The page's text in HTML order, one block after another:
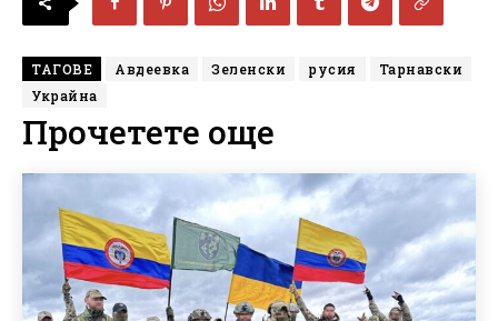
ТАГОВЕ Авдеевка Зеленски русия
Тарнавски
Украйна
Прочетете още